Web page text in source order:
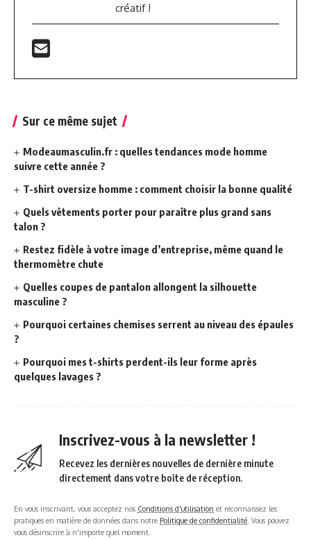
créatif !
Sur ce même sujet
Modeaumasculin.fr : quelles tendances mode homme
suivre cette année ?
T-shirt oversize homme : comment choisir la bonne qualité
Quels vêtements porter pour paraître plus grand sans
talon ?
Restez fidèle à votre image d’entreprise, même quand le
thermomètre chute
Quelles coupes de pantalon allongent la silhouette
masculine ?
Pourquoi certaines chemises serrent au niveau des épaules
?
Pourquoi mes t-shirts perdent-ils leur forme après
quelques lavages ?
Inscrivez-vous à la newsletter !
Recevez les dernières nouvelles de dernière minute
directement dans votre boîte de réception.
En vous inscrivant, vous acceptez nos Conditions d'utilisation et reconnaissez les
pratiques en matière de données dans notre Politique de confidentialité . Vous pouvez
vous désinscrire à n'importe quel moment.